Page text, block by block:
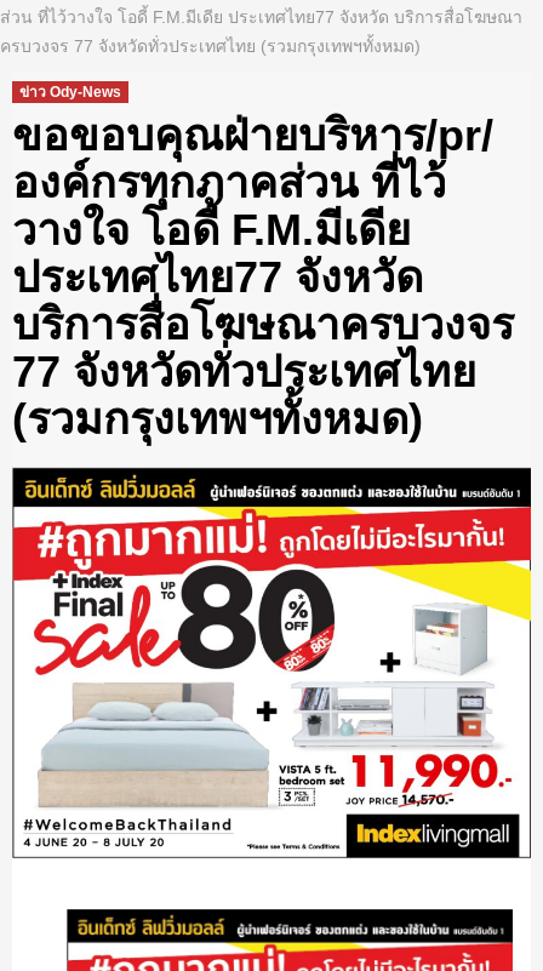
ส่วน ที่ไว้วางใจ โอดี้ F.M.มีเดีย ประเทศไทย77 จังหวัด บริการสื่อโฆษณา
ครบวงจร 77 จังหวัดทั่วประเทศไทย (รวมกรุงเทพฯทั้งหมด)
ข่าว Ody-News
ขอขอบคุณฝ่ายบริหาร/pr/
องค์กรทุกภาคส่วน ที่ไว้
วางใจ โอดี้ F.M.มีเดีย
ประเทศไทย77 จังหวัด
บริการสื่อโฆษณาครบวงจร
77 จังหวัดทั่วประเทศไทย
(รวมกรุงเทพฯทั้งหมด)